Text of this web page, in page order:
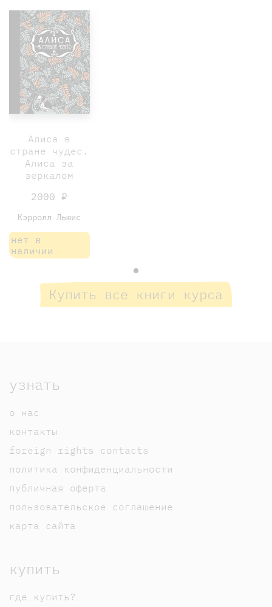
Алиса в
стране чудес.
Алиса за
зеркалом
2000 ₽
Кэрролл Льюис
нет в
наличии
Купить все книги курса
узнать
о нас
контакты
foreign rights contacts
политика конфиденциальности
публичная оферта
пользовательское соглашение
карта сайта
купить
где купить?